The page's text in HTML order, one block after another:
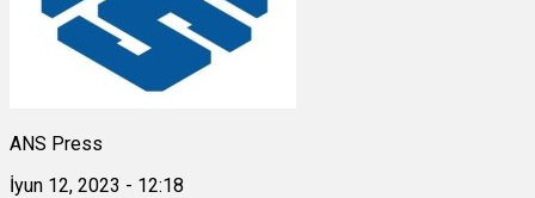
ANS Press
İyun 12, 2023 - 12:18